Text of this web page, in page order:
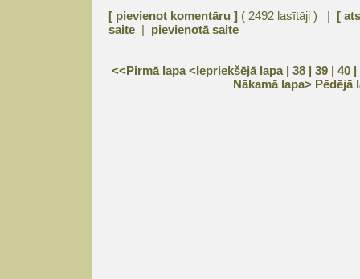
[ pievienot komentāru ] ( 2492 lasītāji ) | [
saite | pievienotā saite
<<Pirmā lapa<Iepriekšējā lapa | 38 | 39 | 40 |
Nākamā lapa> Pēdējā